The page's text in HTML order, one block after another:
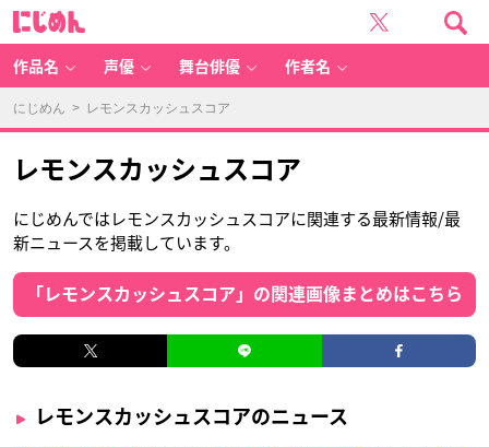
作品名 声優 舞台俳優 作者名
にじめん > レモンスカッシュスコア
レモンスカッシュスコア
にじめんではレモンスカッシュスコアに関連する最新情報/最
新ニュースを掲載しています。
「レモンスカッシュスコア」の関連画像まとめはこちら
レモンスカッシュスコアのニュース